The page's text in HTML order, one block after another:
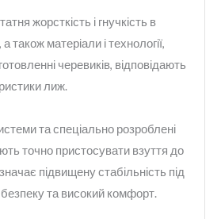
жорсткість і гнучкість в
також матеріали і технології,
черевиків, відповідають
лиж.
та спеціально розроблені
точно пристосувати взуття до
підвищену стабільність під
безпеку та високий комфорт.